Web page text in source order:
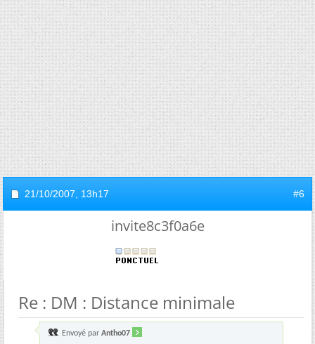
21/10/2007, 13h17 #6
invite8c3f0a6e
Re : DM : Distance minimale
Envoyé par Antho07